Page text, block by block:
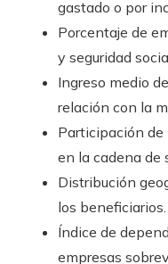
gastado o por
Porcentaje de
y seguridad
Ingreso medio
relación con la
Participación de
en la cadena de
Distribución
los beneficiarios.
Índice de
empresas